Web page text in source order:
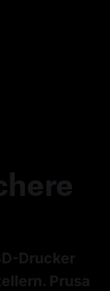
Drucker
Prusa